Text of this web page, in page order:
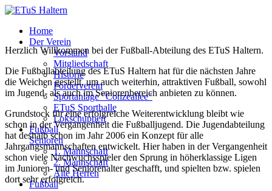
Home
Der Verein
Vorstand
Mitgliedschaft
Historie
Förderverein
Sportanlage "Conzeallee"
ETuS Sporthalle
Lokschuppen
Fußball
Senioren
1. Mannschaft
2. Mannschaft
Alte Herren
Fußball
Herzlich Willkommen bei der Fußball-Abteilung des ETuS Haltern.
Die Fußballabteilung des ETuS Haltern hat für die nächsten Jahre
die Weichen gestellt, um auch weiterhin, attraktiven Fußball, sowohl
im Jugend- als auch im Seniorenbereich anbieten zu können.
Grundstock für eine erfolgreiche Weiterentwicklung bleibt wie
schon in der Vergangenheit die Fußballjugend. Die Jugendabteilung
hat deshalb schon im Jahr 2006 ein Konzept für alle
Jahrgangsmannschaften entwickelt. Hier haben in der Vergangenheit
schon viele Nachwuchsspieler den Sprung in höherklassige Ligen
im Junioren- und Seniorenalter geschafft, und spielten bzw. spielen
dort sehr erfolgreich.